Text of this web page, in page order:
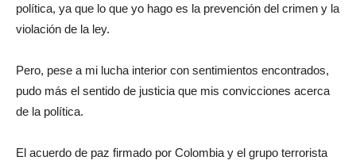
política, ya que lo que yo hago es la prevención del crimen y la
violación de la ley.
Pero, pese a mi lucha interior con sentimientos encontrados,
pudo más el sentido de justicia que mis convicciones acerca
de la política.
El acuerdo de paz firmado por Colombia y el grupo terrorista